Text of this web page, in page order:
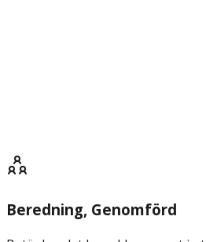
Beredning, Genomförd